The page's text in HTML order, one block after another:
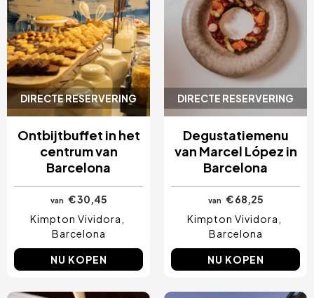
DIRECTE RESERVERING
Ontbijtbuffet in het
centrum van
Barcelona
van € 30,45
Kimpton Vividora
Barcelona
NU KOPEN
DIRECTE RESERVERING
Degustatiemenu
van Marcel López in
Barcelona
van € 68,25
Kimpton Vividora
Barcelona
NU KOPEN